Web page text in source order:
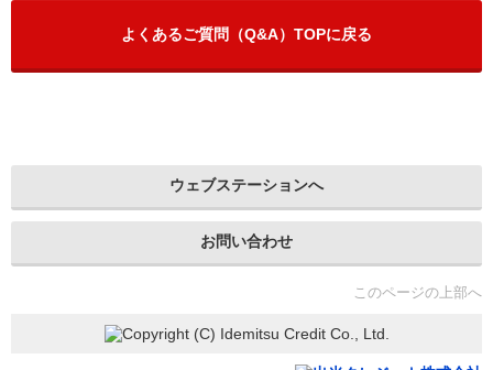
よくあるご質問（Q&A）TOPに戻る
ウェブステーションへ
お問い合わせ
このページの上部へ